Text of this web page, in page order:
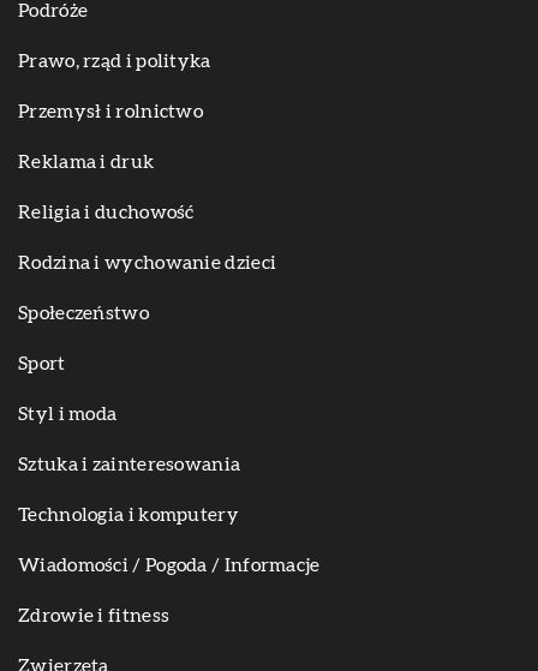
Podróże
Prawo, rząd i polityka
Przemysł i rolnictwo
Reklama i druk
Religia i duchowość
Rodzina i wychowanie dzieci
Społeczeństwo
Sport
Styl i moda
Sztuka i zainteresowania
Technologia i komputery
Wiadomości / Pogoda / Informacje
Zdrowie i fitness
Zwierzęta